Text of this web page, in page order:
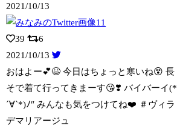
2021/10/13
39
6
2021/10/13
おはよー💕😆 今日はちょっと寒いね😵 長
そで着て行ってきまーす😘❣️ バイバーイ(*
´∀︎`*)ﾉ″ みんなも気をつけてね❤️ ＃ヴィラ
デマリアージュ